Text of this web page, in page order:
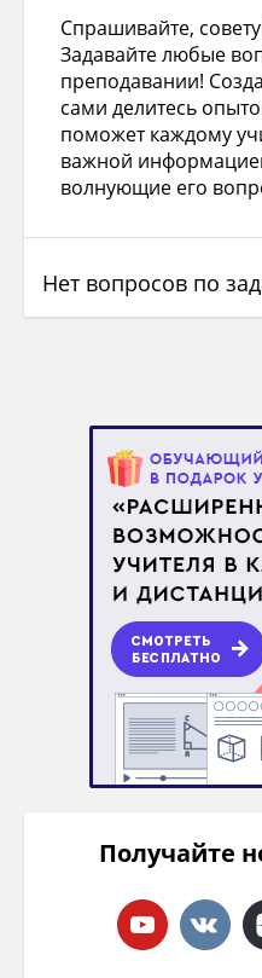
Спрашивайте,
Задавайте любые
преподавании!
сами делитесь
поможет каждому
важной
волнующие его
Нет вопросов по
Получайте